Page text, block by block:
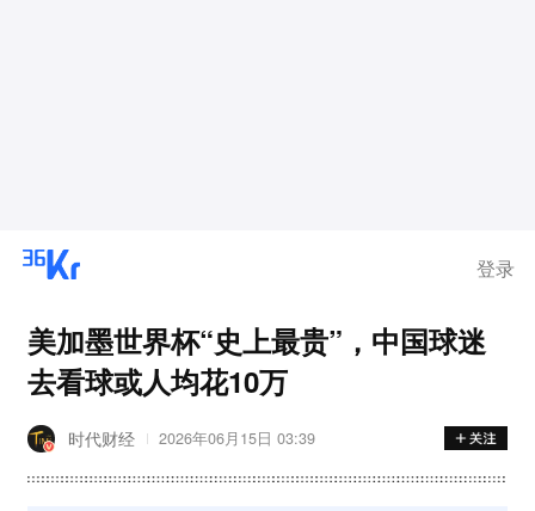
登录
美加墨世界杯“史上最贵”，中国球迷
去看球或人均花10万
时代财经 2026年06月15日 03:39